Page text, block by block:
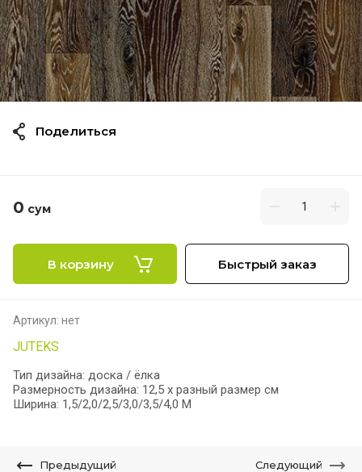
0 сум
В корзину Быстрый заказ
Артикул: нет
JUTEKS
Тип дизайна: доска / ёлка
Размерность дизайна: 12,5 х разный размер см
Ширина: 1,5/2,0/2,5/3,0/3,5/4,0 М
Поделиться
Предыдущий Следующий